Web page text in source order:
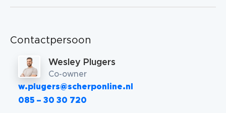
Contactpersoon
Wesley Plugers
Co-owner
w.plugers@scherponline.nl
085 – 30 30 720